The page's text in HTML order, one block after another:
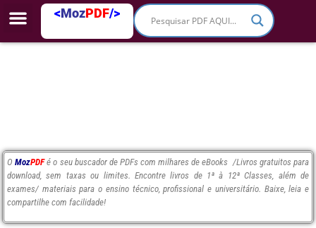
<MozPDF/>
OMozPDF é o seu buscador de PDFs com milhares de eBooks /Livros gratuitos para
download, sem taxas ou limites. Encontre livros de 1ª à 12ª Classes, além de
exames/ materiais para o ensino técnico, profissional e universitário. Baixe, leia e
compartilhe com facilidade!